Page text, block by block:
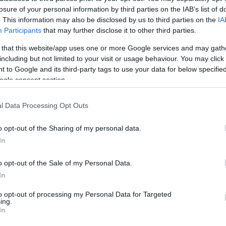
of your personal information by third parties on the IAB’s list of
This information may also be disclosed by us to third parties on the
Participants that may further disclose it to other third parties.
that this website/app uses one or more Google services and may
but not limited to your visit or usage behaviour. You may
to Google and its third-party tags to use your data for below
consent section.
Data Processing Opt Outs
opt-out of the Sharing of my personal data.
opt-out of the Sale of my Personal Data.
opt-out of processing my Personal Data for Targeted
WLTP-kilométer (a számítás: a 44 990 eurós alapár
hollandoknál és a briteknél komoly sikereket produkáló
azInsterkövetkezik 69 euróval - mutatja be az